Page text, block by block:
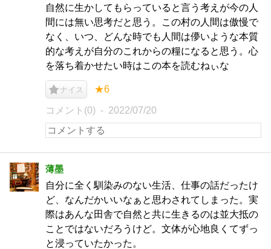
自然に生かしてもらっていると言う考えが今の人
間には無い思考だと思う。この村の人間は傲慢で
なく、いつ、どんな時でも人間は儚いような本質
的な考えが自分のこれからの糧になると思う。心
を落ち着かせたい時はこの本を読むねぃな
ナイス ★6
コメント(0) 2022/07/20
薄墨
自分に全く馴染みのない生活、仕事の話だったけ
ど、なんだかいいなぁと思わされてしまった。実
際はあんな田舎で自然と共に生きるのは並大抵の
ことではないだろうけど。文体が心地良くてずっ
と浸っていたかった。